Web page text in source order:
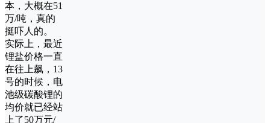
本，大概在51
万/吨，真的
挺吓人的。
实际上，最近
锂盐价格一直
在往上飙，13
号的时候，电
池级碳酸锂的
均价就已经站
上了50万元/